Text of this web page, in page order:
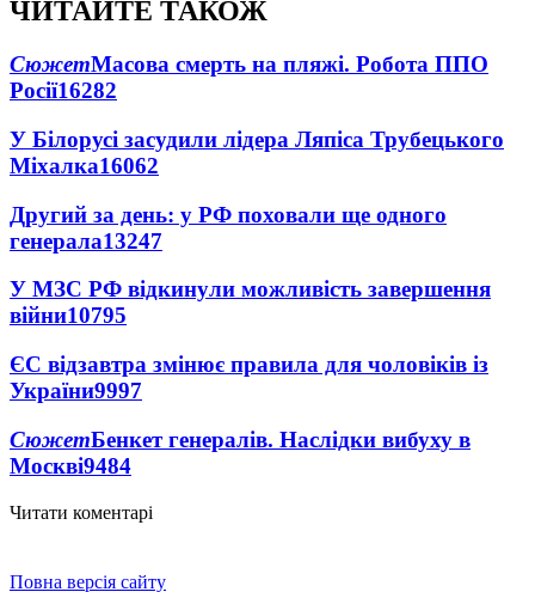
ЧИТАЙТЕ ТАКОЖ
СюжетМасова смерть на пляжі. Робота ППО
Росії16282
У Білорусі засудили лідера Ляпіса Трубецького
Міхалка16062
Другий за день: у РФ поховали ще одного
генерала13247
У МЗС РФ відкинули можливість завершення
війни10795
ЄС відзавтра змінює правила для чоловіків із
України9997
СюжетБенкет генералів. Наслідки вибуху в
Москві9484
Читати коментарі
Повна версія сайту